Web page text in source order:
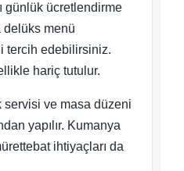
günlük ücretlendirme
delüks menü
tercih edebilirsiniz.
hariç tutulur.
servisi ve masa düzeni
yapılır. Kumanya
ihtiyaçları da